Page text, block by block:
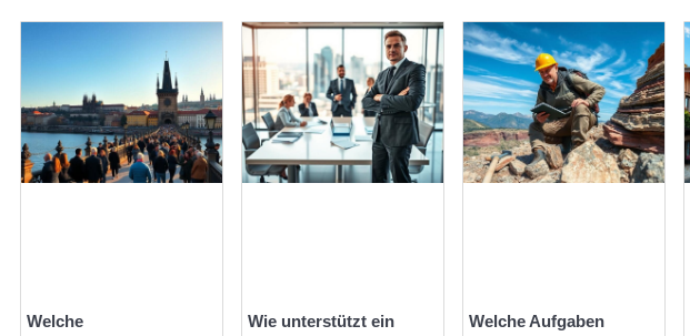
Welche
Wie unterstützt ein
Welche Aufgaben